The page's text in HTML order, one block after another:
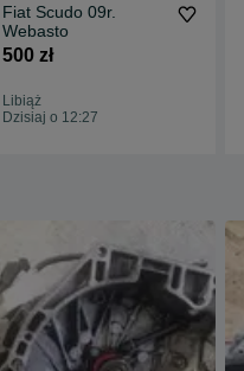
Fiat Scudo 09r.
Webasto
500 zł
Libiąż
Dzisiaj o 12:27